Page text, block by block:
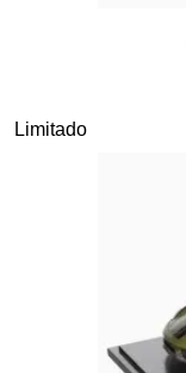
Limitado
Diapositiva 14 de 20